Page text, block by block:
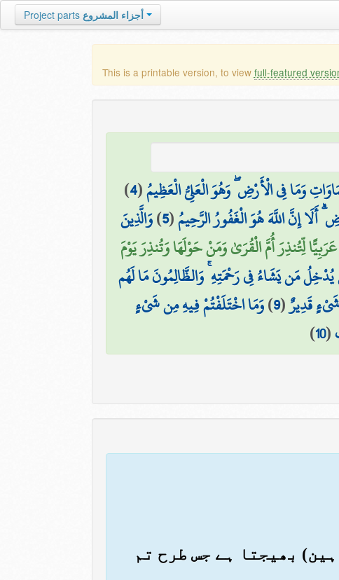
Project parts أجزاء المشروع
This is a printable version, to view full-featured
وَمَا فِي الْأَرْضِ ۖ وَهُوَ الْعَلِيُّ الْعَظِيمُ(
4
)
إِنَّ اللَّهَ هُوَ الْغَفُورُ الرَّحِيمُ(
5
)وَالَّذِينَ
لِّتُنذِرَ أُمَّ الْقُرَىٰ وَمَنْ حَوْلَهَا وَتُنذِرَ يَوْمَ
مَن يَشَاءُ فِي رَحْمَتِهِ ۚ وَالظَّالِمُونَ مَا لَهُم
شَيْءٍ قَدِيرٌ(
9
)وَمَا اخْتَلَفْتُمْ فِيهِ مِن شَيْءٍ
(
10
)
بھیجتا ہے جس طرح تم